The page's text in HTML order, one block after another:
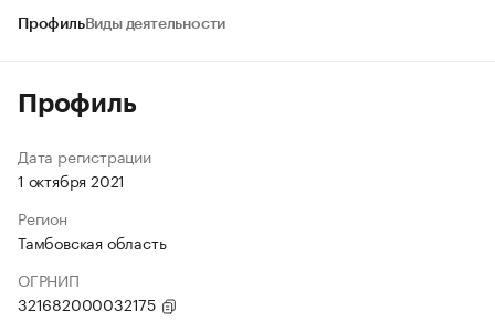
ПрофильВиды деятельности
Профиль
Дата регистрации
1 октября 2021
Регион
Тамбовская область
ОГРНИП
321682000032175